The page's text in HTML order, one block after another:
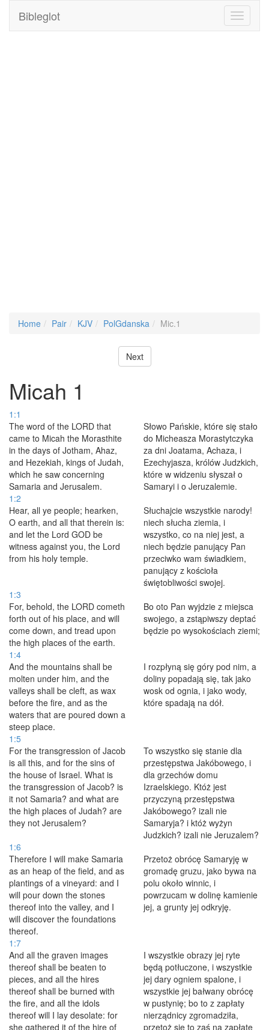
Toggle
Bibleglot
Home Pair KJV PolGdanska Mic.1
Next
Micah 1
1:1
The word of the LORD that
came to Micah the Morasthite
in the days of Jotham, Ahaz,
and Hezekiah, kings of Judah,
which he saw concerning
Samaria and Jerusalem.
Słowo Pańskie, które się stało
do Micheasza Morastytczyka
za dni Joatama, Achaza, i
Ezechyjasza, królów Judzkich,
które w widzeniu słyszał o
Samaryi i o Jeruzalemie.
1:2
Hear, all ye people; hearken,
O earth, and all that therein is:
and let the Lord GOD be
witness against you, the Lord
from his holy temple.
Słuchajcie wszystkie narody!
niech słucha ziemia, i
wszystko, co na niej jest, a
niech będzie panujący Pan
przeciwko wam świadkiem,
panujący z kościoła
świętobliwości swojej.
1:3
For, behold, the LORD cometh
forth out of his place, and will
come down, and tread upon
the high places of the earth.
Bo oto Pan wyjdzie z miejsca
swojego, a zstąpiwszy deptać
będzie po wysokościach ziemi;
1:4
And the mountains shall be
molten under him, and the
valleys shall be cleft, as wax
before the fire, and as the
waters that are poured down a
steep place.
I rozpłyną się góry pod nim, a
doliny popadają się, tak jako
wosk od ognia, i jako wody,
które spadają na dół.
1:5
For the transgression of Jacob
is all this, and for the sins of
the house of Israel. What is
the transgression of Jacob? is
it not Samaria? and what are
the high places of Judah? are
they not Jerusalem?
To wszystko się stanie dla
przestępstwa Jakóbowego, i
dla grzechów domu
Izraelskiego. Któż jest
przyczyną przestępstwa
Jakóbowego? izali nie
Samaryja? i któż wyżyn
Judzkich? izali nie Jeruzalem?
1:6
Therefore I will make Samaria
as an heap of the field, and as
plantings of a vineyard: and I
will pour down the stones
thereof into the valley, and I
will discover the foundations
thereof.
Przetoż obrócę Samaryję w
gromadę gruzu, jako bywa na
polu około winnic, i
powrzucam w dolinę kamienie
jej, a grunty jej odkryję.
1:7
And all the graven images
thereof shall be beaten to
pieces, and all the hires
thereof shall be burned with
the fire, and all the idols
thereof will I lay desolate: for
she gathered it of the hire of
I wszystkie obrazy jej ryte
będą potłuczone, i wszystkie
jej dary ogniem spalone, i
wszystkie jej bałwany obrócę
w pustynię; bo to z zapłaty
nierządnicy zgromadziła,
przetoż się to zaś na zapłatę